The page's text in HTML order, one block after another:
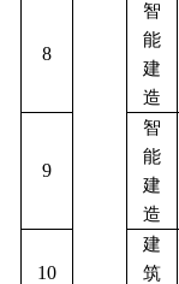
8
智
能
建
造
9
智
能
建
造
10
建
筑